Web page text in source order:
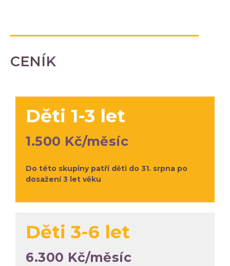
CENÍK
Děti 1-3 let
1.500 Kč/měsíc
Do této skupiny patří děti do 31. srpna po
dosažení 3 let věku
Děti 3-6 let
6.300 Kč/měsíc